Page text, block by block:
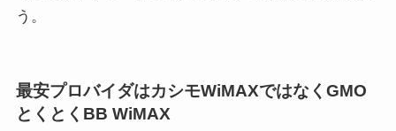
う。
最安プロバイダはカシモWiMAXではなくGMO
とくとくBB WiMAX